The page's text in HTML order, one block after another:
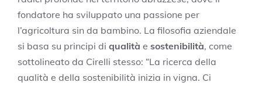
fondatore ha sviluppato una passione per
l’agricoltura sin da bambino. La filosofia aziendale
si basa su principi di qualità e sostenibilità, come
sottolineato da Cirelli stesso: “La ricerca della
qualità e della sostenibilità inizia in vigna. Ci